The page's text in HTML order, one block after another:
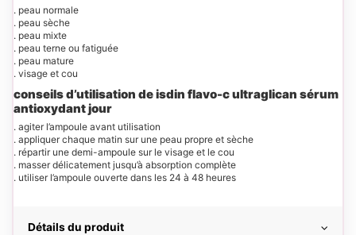
. peau normale
. peau sèche
. peau mixte
. peau terne ou fatiguée
. peau mature
. visage et cou
conseils d’utilisation de isdin flavo-c ultraglican sérum
antioxydant jour
. agiter l’ampoule avant utilisation
. appliquer chaque matin sur une peau propre et sèche
. répartir une demi-ampoule sur le visage et le cou
. masser délicatement jusqu’à absorption complète
. utiliser l’ampoule ouverte dans les 24 à 48 heures
Détails du produit